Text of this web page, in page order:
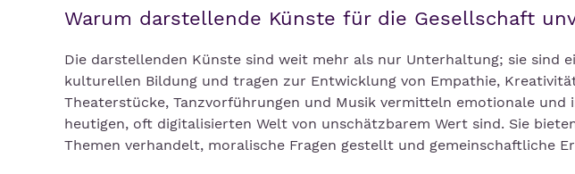
Warum darstellende Künste für die Gesellschaft
Die darstellenden Künste sind weit mehr als nur Unterhaltung; sie sind
kulturellen Bildung und tragen zur Entwicklung von Empathie,
Theaterstücke, Tanzvorführungen und Musik vermitteln emotionale
heutigen, oft digitalisierten Welt von unschätzbarem Wert sind. Sie
Themen verhandelt, moralische Fragen gestellt und gemeinschaftliche